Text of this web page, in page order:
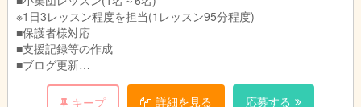
超過分は法定通り支給
10,000円
ます。
※残業は月5時間程度
※1日3レッスン程度を担当(1レッスン95分程度)
■保護者様対応
■支援記録等の作成
■ブログ更新
■その他付随業務
変更の範囲：会社が指定する業務
キープ 詳細を見る 応募する